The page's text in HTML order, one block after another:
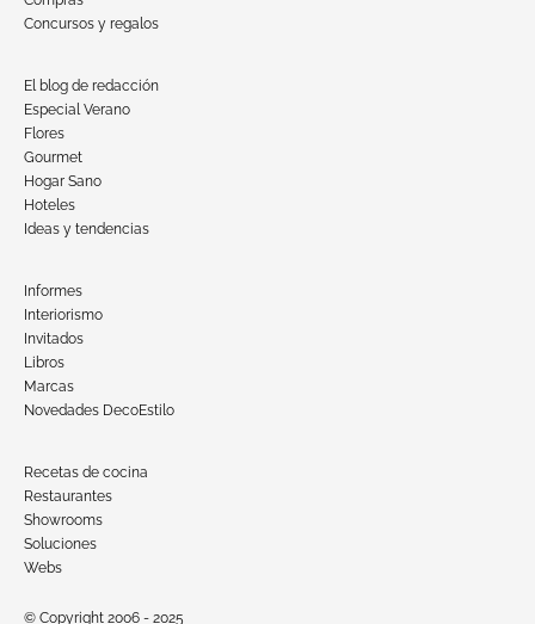
Concursos y regalos
El blog de redacción
Especial Verano
Flores
Gourmet
Hogar Sano
Hoteles
Ideas y tendencias
Informes
Interiorismo
Invitados
Libros
Marcas
Novedades DecoEstilo
Recetas de cocina
Restaurantes
Showrooms
Soluciones
Webs
© Copyright 2006 - 2025